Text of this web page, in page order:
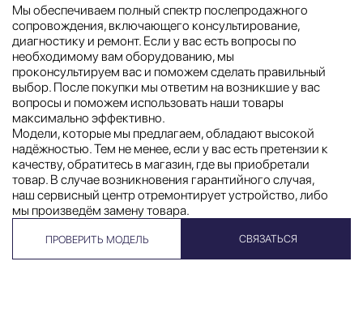
Мы обеспечиваем полный спектр послепродажного
сопровождения, включающего консультирование,
диагностику и ремонт. Если у вас есть вопросы по
необходимому вам оборудованию, мы
проконсультируем вас и поможем сделать правильный
выбор. После покупки мы ответим на возникшие у вас
вопросы и поможем использовать наши товары
максимально эффективно.
Модели, которые мы предлагаем, обладают высокой
надёжностью. Тем не менее, если у вас есть претензии к
качеству, обратитесь в магазин, где вы приобретали
товар. В случае возникновения гарантийного случая,
наш сервисный центр отремонтирует устройство, либо
мы произведём замену товара.
ПРОВЕРИТЬ МОДЕЛЬ СВЯЗАТЬСЯ